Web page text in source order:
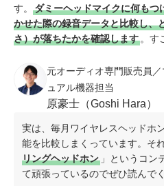
す。
ダミーヘッドマイクに何もつ
かせた際の録音データと比較し、
さ）が落ちたかを確認します。す
元オーディオ専門販売員
ュアル機器担当
原豪士（Goshi Hara）
実は、毎月ワイヤレスヘッドホ
能を比較しまくっています。そ
リングヘッドホン 」というコン
て頑張っているのでぜひ読んで